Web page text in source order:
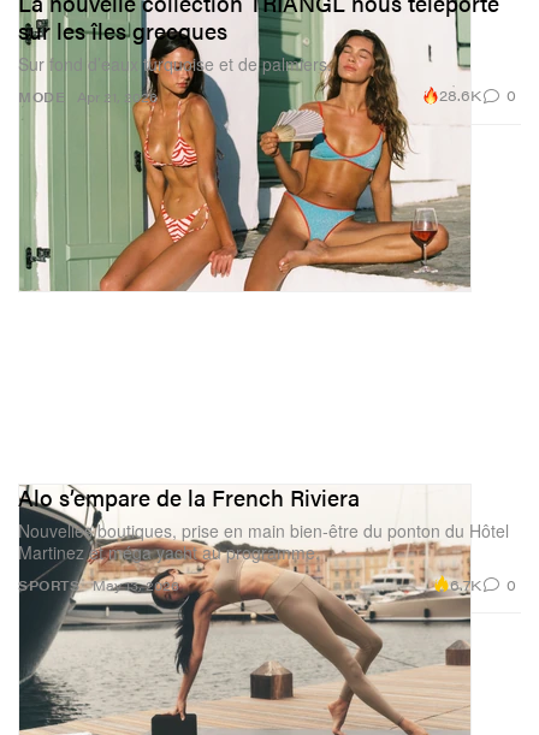
MODE
sur les îles grecques
Sur fond d’eaux turquoise et de palmiers.
Apr 21, 2026 28.6K 0
SPORTS
Alo s’empare de la French Riviera
Nouvelles boutiques, prise en main bien‑être du ponton du Hôtel
Martinez et méga yacht au programme.
May 13, 2026 6.7K 0